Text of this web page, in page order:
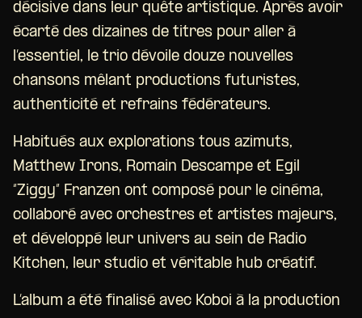
décisive dans leur quête artistique. Après avoir
écarté des dizaines de titres pour aller à
l’essentiel, le trio dévoile douze nouvelles
chansons mêlant productions futuristes,
authenticité et refrains fédérateurs.
Habitués aux explorations tous azimuts,
Matthew Irons, Romain Descampe et Egil
“Ziggy” Franzen ont composé pour le cinéma,
collaboré avec orchestres et artistes majeurs,
et développé leur univers au sein de Radio
Kitchen, leur studio et véritable hub créatif.
L’album a été finalisé avec Koboi à la production